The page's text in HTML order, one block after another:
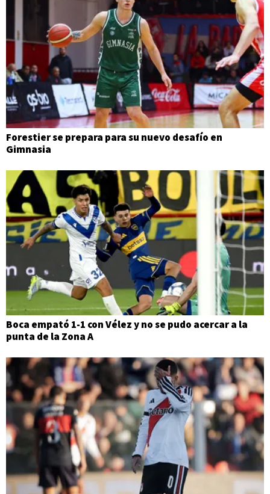
Forestier se prepara para su nuevo desafío en
Gimnasia
Boca empató 1-1 con Vélez y no se pudo acercar a la
punta de la Zona A